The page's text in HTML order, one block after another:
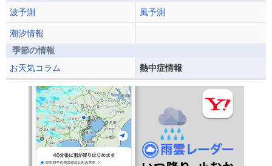
波予測
風予測
潮汐情報
季節の情報
お天気コラム
熱中症情報